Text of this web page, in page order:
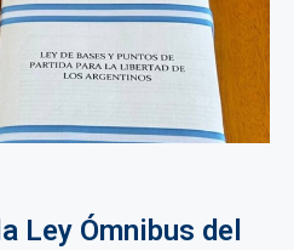
Ley Ómnibus del